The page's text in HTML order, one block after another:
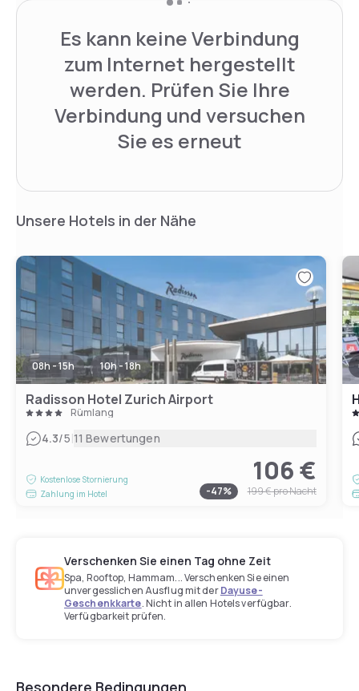
Es kann keine Verbindung
zum Internet hergestellt
werden. Prüfen Sie Ihre
Verbindung und versuchen
Sie es erneut
Unsere Hotels in der Nähe
08h - 15h 10h - 18h
Radisson Hotel Zurich Airport
Rümlang
4.3/5|11 Bewertungen
Kostenlose Stornierung
Zahlung im Hotel
106 €
-47% 199 €pro Nacht
Verschenken Sie einen Tag ohne Zeit
Spa, Rooftop, Hammam... Verschenken Sie einen
unvergesslichen Ausflug mit derDayuse-
Geschenkkarte. Nicht in allen Hotels verfügbar.
Verfügbarkeit prüfen.
Besondere Bedingungen